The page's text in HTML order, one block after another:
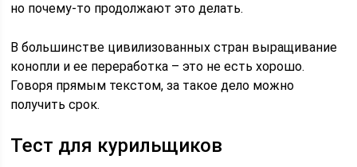
но почему-то продолжают это делать.
В большинстве цивилизованных стран выращивание
конопли и ее переработка – это не есть хорошо.
Говоря прямым текстом, за такое дело можно
получить срок.
Тест для курильщиков